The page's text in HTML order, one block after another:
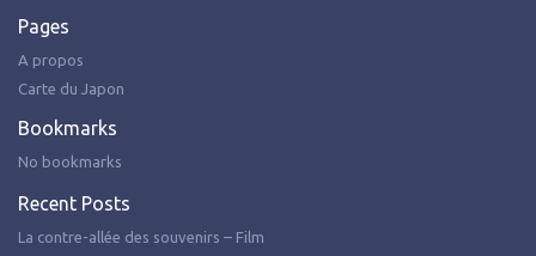
Pages
A propos
Carte du Japon
Bookmarks
No bookmarks
Recent Posts
La contre-allée des souvenirs – Film